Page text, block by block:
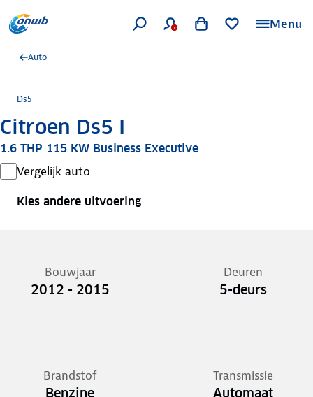
Menu
Auto
Ds5
Citroen Ds5 I
1.6 THP 115 KW Business Executive
Vergelijk auto
Kies andere uitvoering
Bouwjaar
2012 - 2015
Deuren
5-deurs
Brandstof
Benzine
Transmissie
Automaat